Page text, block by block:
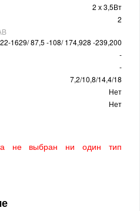
2 х 3,5Вт
2
1629/ 87,5 -108/ 174,928 -239,200
-
-
7,2/10,8/14,4/18
Нет
Нет
не выбран ни один тип